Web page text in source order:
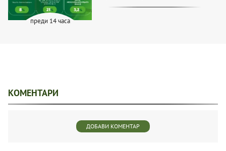
преди 14 часа
КОМЕНТАРИ
ДОБАВИ КОМЕНТАР